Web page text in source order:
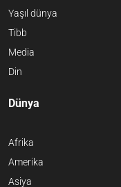
Yaşıl dünya
Tibb
Media
Din
Dünya
Afrika
Amerika
Asiya